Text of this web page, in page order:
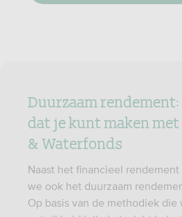
Duurzaam
dat je kunt maken
& Waterfonds
Naast het financieel rendement
we ook het duurzaam
Op basis van de methodiek